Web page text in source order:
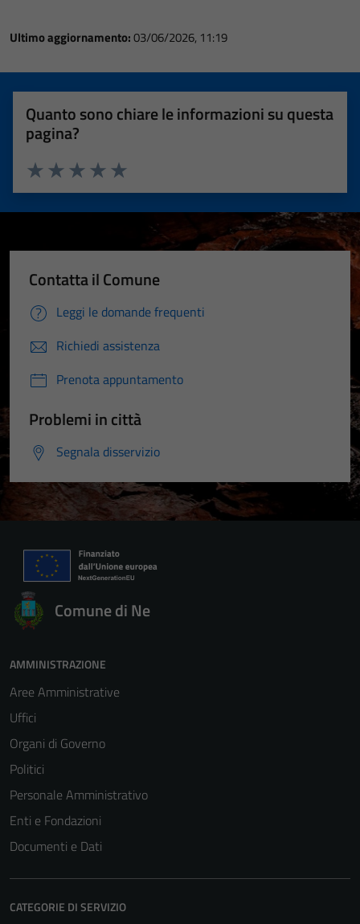
Ultimo aggiornamento:03/06/2026, 11:19
Quanto sono chiare le informazioni su questa
pagina?
Valuta 5 stelle su 5
Valuta 4 stelle su 5
Valuta 3 stelle su 5
Valuta 2 stelle su 5
Valuta 1 stelle su 5
Contatta il Comune
Leggi le domande frequenti
Richiedi assistenza
Prenota appuntamento
Problemi in città
Segnala disservizio
Comune di Ne
AMMINISTRAZIONE
Aree Amministrative
Uffici
Organi di Governo
Politici
Personale Amministrativo
Enti e Fondazioni
Documenti e Dati
CATEGORIE DI SERVIZIO